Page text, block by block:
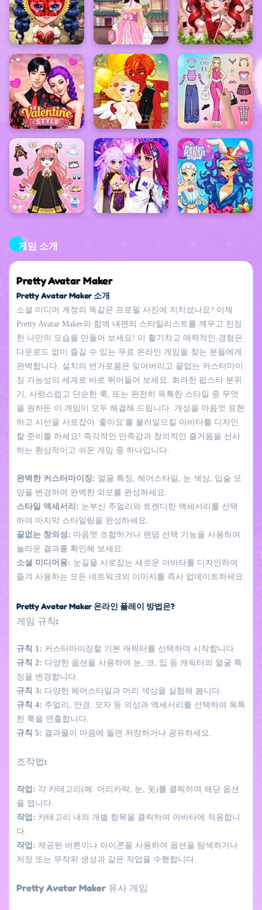
게임 소개
Pretty Avatar Maker
Pretty Avatar Maker 소개
소셜 미디어 계정의 똑같은 프로필 사진에 지치셨나요? 이제
Pretty Avatar Maker와 함께 내면의 스타일리스트를 깨우고 진정
한 나만의 모습을 만들어 보세요! 이 활기차고 매력적인 경험은
다운로드 없이 즐길 수 있는 무료 온라인 게임을 찾는 분들에게
완벽합니다. 설치의 번거로움은 잊어버리고 끝없는 커스터마이
징 가능성의 세계로 바로 뛰어들어 보세요. 화려한 팝스타 분위
기, 사랑스럽고 단순한 룩, 또는 완전히 독특한 스타일 중 무엇
을 원하든 이 게임이 모두 해결해 드립니다. 개성을 마음껏 표현
하고 시선을 사로잡아 '좋아요'를 불러일으킬 아바타를 디자인
할 준비를 하세요! 즉각적인 만족감과 창의적인 즐거움을 선사
하는 환상적이고 쉬운 게임 중 하나입니다.
완벽한 커스터마이징: 얼굴 특징, 헤어스타일, 눈 색상, 입술 모
양을 변경하여 완벽한 외모를 완성하세요.
스타일 액세서리: 눈부신 주얼리와 트렌디한 액세서리를 선택
하여 마지막 스타일링을 완성하세요.
끝없는 창의성: 마음껏 조합하거나 랜덤 선택 기능을 사용하여
놀라운 결과를 확인해 보세요.
소셜 미디어용: 눈길을 사로잡는 새로운 아바타를 디자인하여
즐겨 사용하는 모든 네트워크의 이미지를 즉시 업데이트하세요.
Pretty Avatar Maker 온라인 플레이 방법은?
게임 규칙:
규칙 1: 커스터마이징할 기본 캐릭터를 선택하며 시작합니다.
규칙 2: 다양한 옵션을 사용하여 눈, 코, 입 등 캐릭터의 얼굴 특
징을 변경합니다.
규칙 3: 다양한 헤어스타일과 머리 색상을 실험해 봅니다.
규칙 4: 주얼리, 안경, 모자 등 의상과 액세서리를 선택하여 독특
한 룩을 연출합니다.
규칙 5: 결과물이 마음에 들면 저장하거나 공유하세요.
조작법:
작업: 각 카테고리(예: 머리카락, 눈, 옷)를 클릭하여 해당 옵션
을 엽니다.
작업: 카테고리 내의 개별 항목을 클릭하여 아바타에 적용합니
다.
작업: 제공된 버튼이나 아이콘을 사용하여 옵션을 탐색하거나
저장 또는 무작위 생성과 같은 작업을 수행합니다.
Pretty Avatar Maker 유사 게임